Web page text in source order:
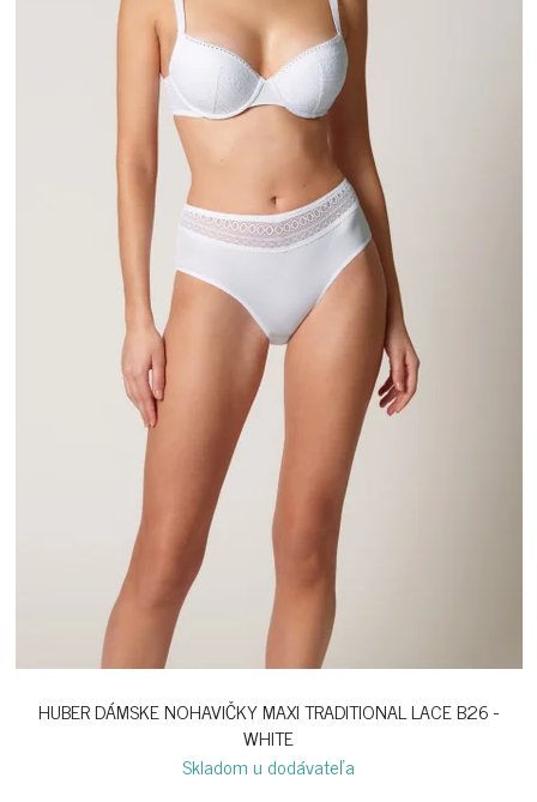
HUBER DÁMSKE NOHAVIČKY MAXI TRADITIONAL LACE B26 -
WHITE
Skladom u dodávateľa